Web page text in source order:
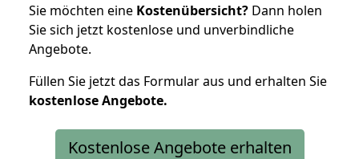
Sie möchten eine Kostenübersicht? Dann holen
Sie sich jetzt kostenlose und unverbindliche
Angebote.
Füllen Sie jetzt das Formular aus und erhalten Sie
kostenloseAngebote.
Kostenlose Angebote erhalten